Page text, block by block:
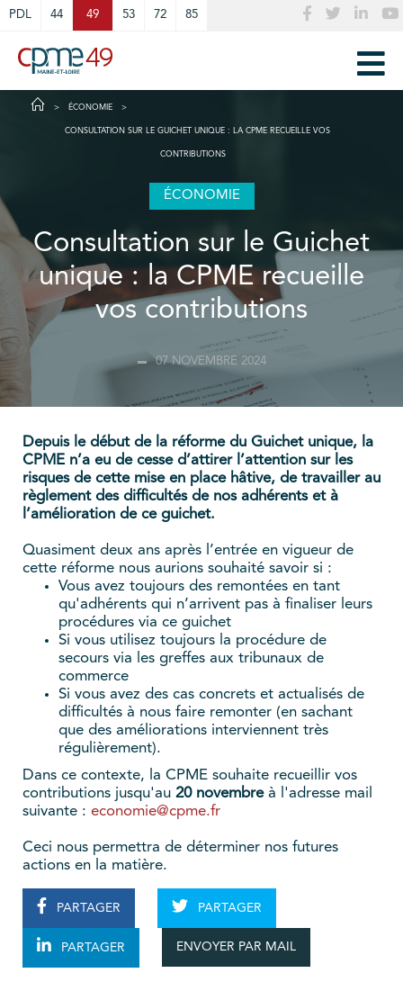
PDL 44 49 53 72 85
ÉCONOMIE
CONSULTATION SUR LE GUICHET UNIQUE : LA CPME RECUEILLE VOS
CONTRIBUTIONS
ÉCONOMIE
Consultation sur le Guichet
unique : la CPME recueille
vos contributions
07 NOVEMBRE 2024
Depuis le début de la réforme du Guichet unique, la
CPME n’a eu de cesse d’attirer l’attention sur les
risques de cette mise en place hâtive, de travailler au
règlement des difficultés de nos adhérents et à
l’amélioration de ce guichet.
Quasiment deux ans après l’entrée en vigueur de
cette réforme nous aurions souhaité savoir si :
Vous avez toujours des remontées en tant
qu'adhérents qui n’arrivent pas à finaliser leurs
procédures via ce guichet
Si vous utilisez toujours la procédure de
secours via les greffes aux tribunaux de
commerce
Si vous avez des cas concrets et actualisés de
difficultés à nous faire remonter (en sachant
que des améliorations interviennent très
régulièrement).
Dans ce contexte, la CPME souhaite recueillir vos
contributions jusqu'au 20 novembreà l'adresse mail
suivante : economie@cpme.fr
Ceci nous permettra de déterminer nos futures
actions en la matière.
PARTAGER PARTAGER
PARTAGER ENVOYER PAR MAIL
Cookies management panel